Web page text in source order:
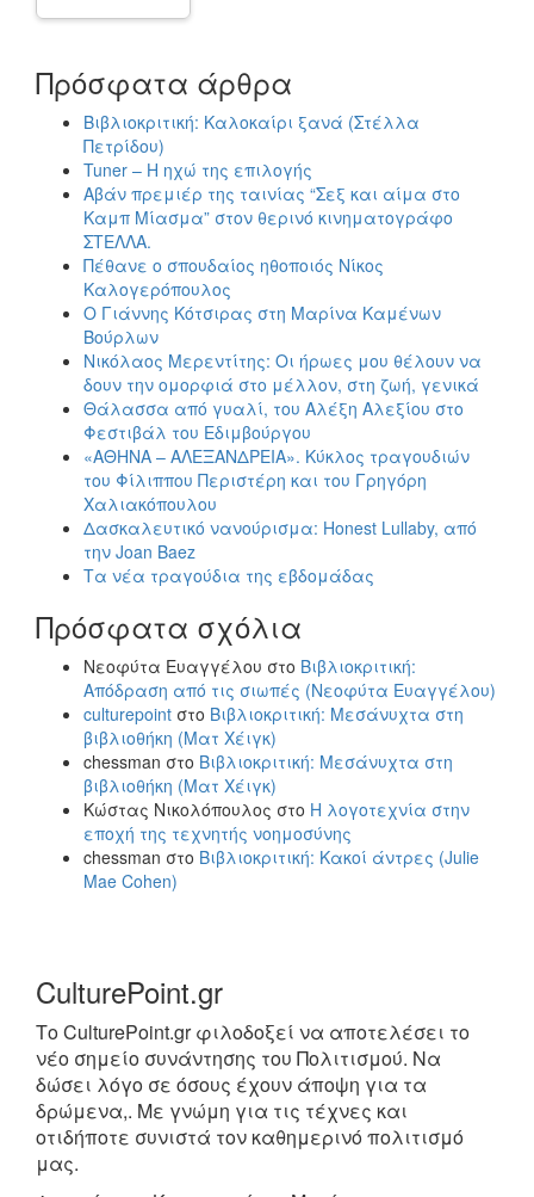
Πρόσφατα άρθρα
Βιβλιοκριτική: Καλοκαίρι ξανά (Στέλλα
Πετρίδου)
Tuner – Η ηχώ της επιλογής
Αβάν πρεμιέρ της ταινίας “Σεξ και αίμα στο
Καμπ Μίασμα” στον θερινό κινηματογράφο
ΣΤΕΛΛΑ.
Πέθανε ο σπουδαίος ηθοποιός Νίκος
Καλογερόπουλος
Ο Γιάννης Κότσιρας στη Μαρίνα Καμένων
Βούρλων
Νικόλαος Μερεντίτης: Οι ήρωες μου θέλουν να
δουν την ομορφιά στο μέλλον, στη ζωή, γενικά
Θάλασσα από γυαλί, του Αλέξη Αλεξίου στο
Φεστιβάλ του Εδιμβούργου
«ΑΘΗΝΑ – ΑΛΕΞΑΝΔΡΕΙΑ». Κύκλος τραγουδιών
του Φίλιππου Περιστέρη και του Γρηγόρη
Χαλιακόπουλου
Δασκαλευτικό νανούρισμα: Honest Lullaby, από
την Joan Baez
Τα νέα τραγούδια της εβδομάδας
Πρόσφατα σχόλια
Νεοφύτα Ευαγγέλου στο Βιβλιοκριτική:
Απόδραση από τις σιωπές (Νεοφύτα Ευαγγέλου)
culturepoint στο Βιβλιοκριτική: Μεσάνυχτα στη
βιβλιοθήκη (Ματ Χέιγκ)
chessman στο Βιβλιοκριτική: Μεσάνυχτα στη
βιβλιοθήκη (Ματ Χέιγκ)
Κώστας Νικολόπουλος στο Η λογοτεχνία στην
εποχή της τεχνητής νοημοσύνης
chessman στο Βιβλιοκριτική: Κακοί άντρες (Julie
Mae Cohen)
CulturePoint.gr
Το CulturePoint.gr φιλοδοξεί να αποτελέσει το
νέο σημείο συνάντησης του Πολιτισμού. Να
δώσει λόγο σε όσους έχουν άποψη για τα
δρώμενα,. Με γνώμη για τις τέχνες και
οτιδήποτε συνιστά τον καθημερινό πολιτισμό
μας.